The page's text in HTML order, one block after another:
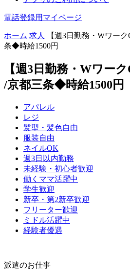
電話登録用マイページ
ホーム 求人
【週3日勤務・Wワー
条◆時給1500円
【週3日勤務・Wワー
/京都三条◆時給1500円
アパレル
レジ
髪型・髪色自由
服装自由
ネイルOK
週3日以内勤務
未経験・初心者歓迎
働くママ活躍中
学生歓迎
新卒・第2新卒歓迎
フリーター歓迎
ミドル活躍中
経験者優遇
派遣のお仕事